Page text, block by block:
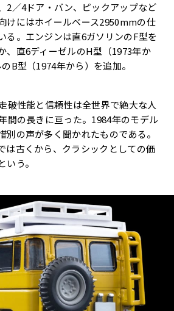
2／4ドア・バン、ピックアップなど
けにはホイールベース2950mmの仕
る。エンジンは直6ガソリンのF型を
、直6ディーゼルのH型（1973年か
B型（1974年から）を追加。
破性能と信頼性は全世界で絶大な人
間の長きに亘った。1984年のモデル
別の声が多く聞かれたものである。
は古くから、クラシックとしての価
う。